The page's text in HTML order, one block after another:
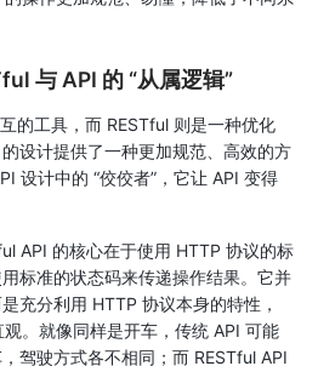
与 API 的 “从属逻辑”
的工具，而 RESTful 则是一种优化
设计提供了一种更加规范、高效的方
设计中的 “佼佼者”，它让 API 变得
API 的核心在于使用 HTTP 协议的标
标准的状态码来传递操作结果。它并
充分利用 HTTP 协议本身的特性，
。就像同样是开车，传统 API 可能
驾驶方式各不相同；而 RESTful API